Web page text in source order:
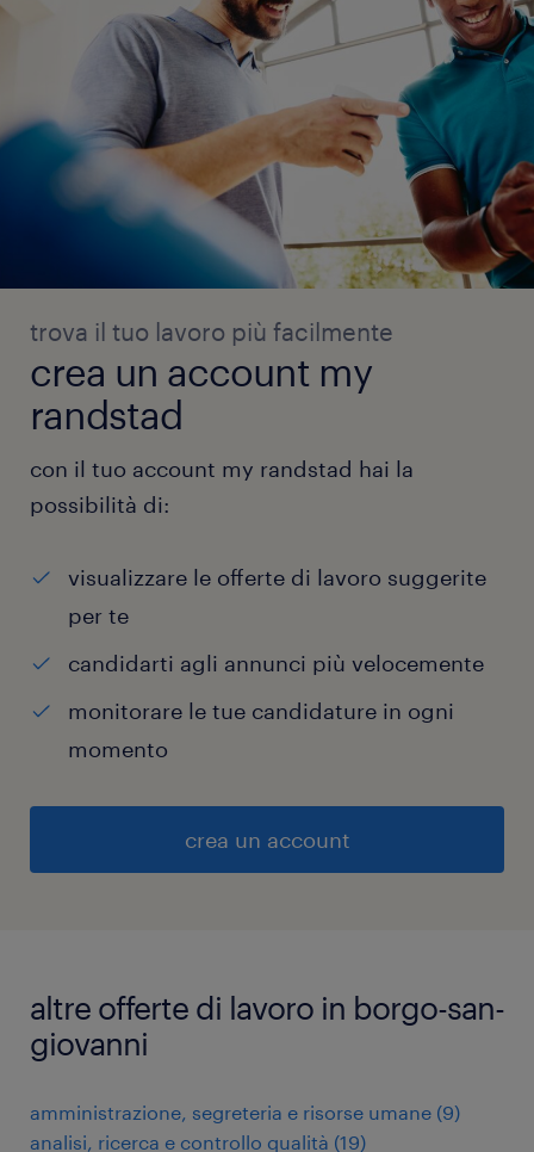
trova il tuo lavoro più facilmente
crea un account my
randstad
con il tuo account my randstad hai la
possibilità di:
visualizzare le offerte di lavoro suggerite
per te
candidarti agli annunci più velocemente
monitorare le tue candidature in ogni
momento
crea un account
altre offerte di lavoro in borgo-san-
giovanni
amministrazione, segreteria e risorse umane (9)
analisi, ricerca e controllo qualità (19)